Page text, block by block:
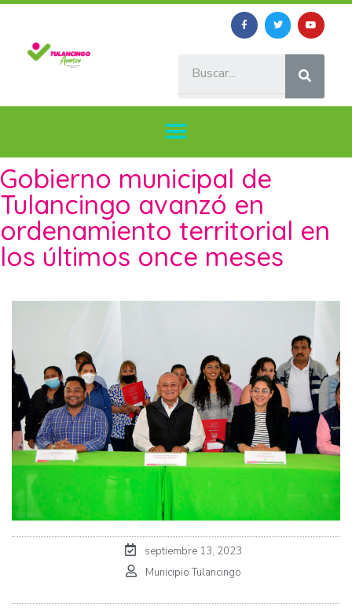
Gobierno municipal de
Tulancingo avanzó en
ordenamiento territorial en
los últimos once meses
septiembre 13, 2023
Municipio Tulancingo